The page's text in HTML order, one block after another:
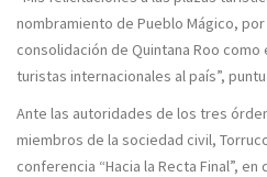
nombramiento de Pueblo Mágico, por
consolidación de Quintana Roo
turistas internacionales al país”,
Ante las autoridades de los tres
miembros de la sociedad civil,
conferencia “Hacia la Recta Final”,